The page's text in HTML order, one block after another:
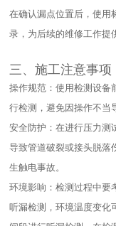
在确认漏点位置后，使用
录，为后续的维修工作提
三、施工注意事项​
操作规范：使用检测设备
行检测，避免因操作不当
安全防护：在进行压力测
导致管道破裂或接头脱落
生触电事故。​
环境影响：检测过程中要
听漏检测，环境温度变化